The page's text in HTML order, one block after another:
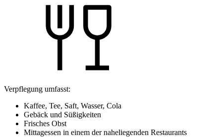
Verpflegung umfasst:
Kaffee, Tee, Saft, Wasser, Cola
Gebäck und Süßigkeiten
Frisches Obst
Mittagessen in einem der naheliegenden Restaurants